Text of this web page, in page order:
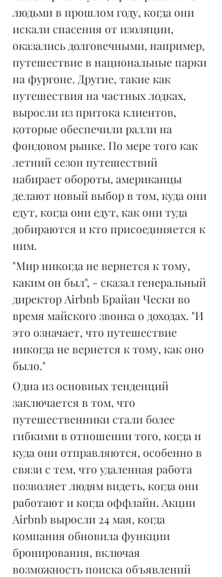
людьми в прошлом году, когда они
искали спасения от изоляции,
оказались долговечными, например,
путешествие в национальные парки
на фургоне. Другие, такие как
путешествия на частных лодках,
выросли из притока клиентов,
которые обеспечили ралли на
фондовом рынке. По мере того как
летний сезон путешествий
набирает обороты, американцы
делают новый выбор в том, куда они
едут, когда они едут, как они туда
добираются и кто присоединяется к
ним.
"Мир никогда не вернется к тому,
каким он был", - сказал генеральный
директор Airbnb Брайан Чески во
время майского звонка о доходах. "И
это означает, что путешествие
никогда не вернется к тому, как оно
было."
Одна из основных тенденций
заключается в том, что
путешественники стали более
гибкими в отношении того, когда и
куда они отправляются, особенно в
связи с тем, что удаленная работа
позволяет людям видеть, когда они
работают и когда оффлайн. Акции
Airbnb выросли 24 мая, когда
компания обновила функции
бронирования, включая
возможность поиска объявлений